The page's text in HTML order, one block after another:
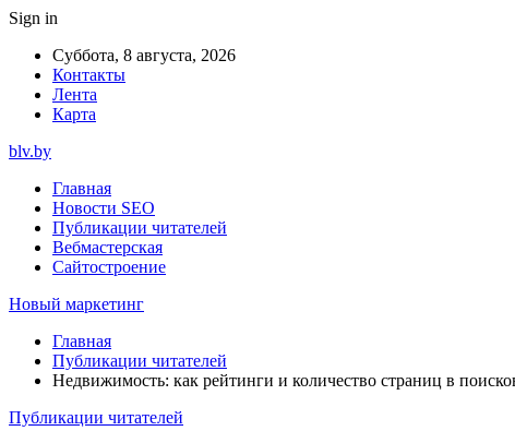
Sign in
Суббота, 8 августа, 2026
Контакты
Лента
Карта
blv.by
Главная
Новости SEO
Публикации читателей
Вебмастерская
Сайтостроение
Новый маркетинг
Главная
Публикации читателей
Недвижимость: как рейтинги и количество страниц в
Публикации читателей